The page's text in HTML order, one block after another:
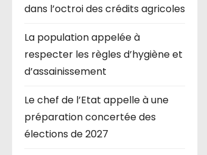
dans l’octroi des crédits agricoles
La population appelée à
respecter les règles d’hygiène et
d’assainissement
Le chef de l’Etat appelle à une
préparation concertée des
élections de 2027